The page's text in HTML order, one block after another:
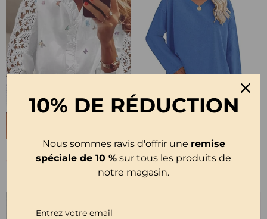
Chemisier En Dentelle À Panneaux Imprimés
€21,99
T-Shirt Femme Uni Col V Manches Longues
€21,99
10% DE RÉDUCTION
Nous sommes ravis d'offrir une remise
spéciale de 10 % sur tous les produits de
notre magasin.